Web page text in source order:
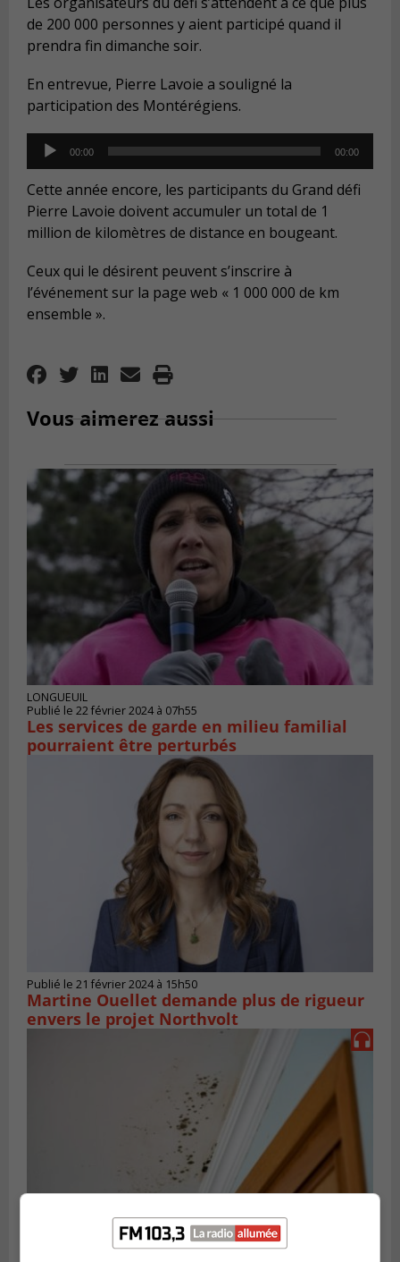
de 200 000 personnes y aient participé quand il
prendra fin dimanche soir.
En entrevue, Pierre Lavoie a souligné la
participation des Montérégiens.
Audio
Player
00:00 00:00
Cette année encore, les participants du Grand défi
Pierre Lavoie doivent accumuler un total de 1
million de kilomètres de distance en bougeant.
Ceux qui le désirent peuvent s’inscrire à
l’événement sur la page web « 1 000 000 de km
ensemble ».
Vous aimerez aussi
LONGUEUIL
Publié le 22 février 2024 à 07h55
Les services de garde en milieu familial
pourraient être perturbés
Publié le 21 février 2024 à 15h50
Martine Ouellet demande plus de rigueur
envers le projet Northvolt